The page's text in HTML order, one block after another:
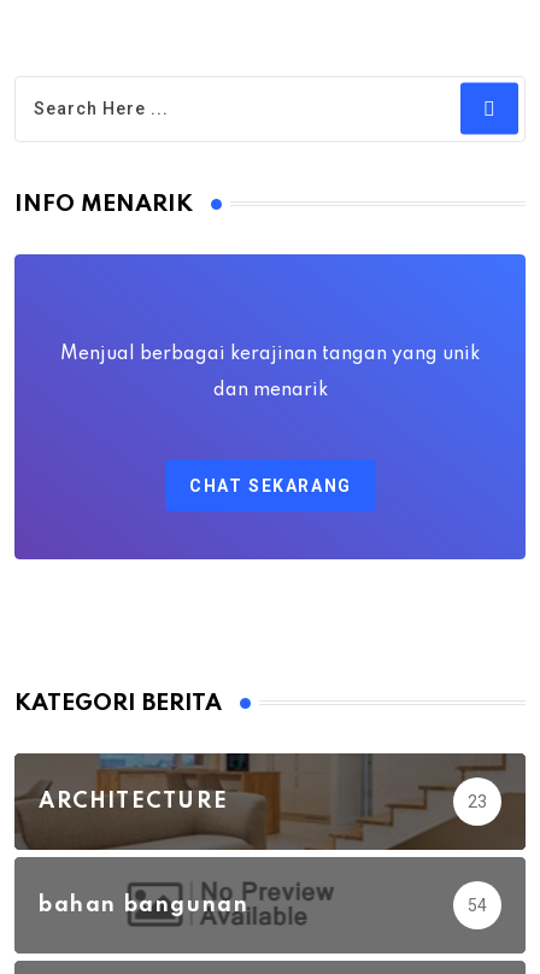
INFO MENARIK
Menjual berbagai kerajinan tangan yang unik
dan menarik
CHAT SEKARANG
KATEGORI BERITA
ARCHITECTURE 23
bahan bangunan 54